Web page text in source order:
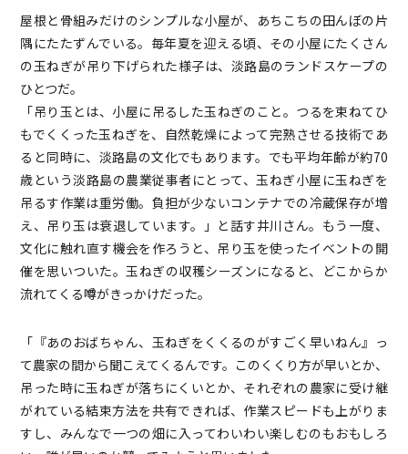
屋根と骨組みだけのシンプルな小屋が、あちこちの田んぼの片
隅にたたずんでいる。毎年夏を迎える頃、その小屋にたくさん
の玉ねぎが吊り下げられた様子は、淡路島のランドスケープの
ひとつだ。
「吊り玉とは、小屋に吊るした玉ねぎのこと。つるを束ねてひ
もでくくった玉ねぎを、自然乾燥によって完熟させる技術であ
ると同時に、淡路島の文化でもあります。でも平均年齢が約70
歳という淡路島の農業従事者にとって、玉ねぎ小屋に玉ねぎを
吊るす作業は重労働。負担が少ないコンテナでの冷蔵保存が増
え、吊り玉は衰退しています。」と話す井川さん。もう一度、
文化に触れ直す機会を作ろうと、吊り玉を使ったイベントの開
催を思いついた。玉ねぎの収穫シーズンになると、どこからか
流れてくる噂がきっかけだった。
「『あのおばちゃん、玉ねぎをくくるのがすごく早いねん』っ
て農家の間から聞こえてくるんです。このくくり方が早いとか、
吊った時に玉ねぎが落ちにくいとか、それぞれの農家に受け継
がれている結束方法を共有できれば、作業スピードも上がりま
すし、みんなで一つの畑に入ってわいわい楽しむのもおもしろ